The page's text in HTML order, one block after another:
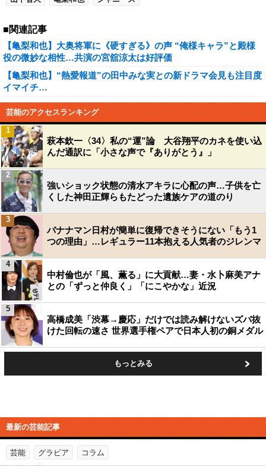
■関連記事
【亀梨和也】大奥将軍に《硬すぎる》の声 “俺様キャラ”と殿様
役の微妙な相性…共演の宮舘涼太は好評価
【亀梨和也】“熱愛報道”の田中みな実との新ドラマ会見も注目度
イマイチ…
芸能のアクセスランキング
萩本欽一〈34〉私の“運”論 大谷翔平のカネを使い込
んだ通訳に「小さな声で『ありがとう』」
1
強いショック状態の清水アキラに心配の声…子供を亡
くした神田正輝らもたどった遺族ケアの道のり
2
バナナマン日村が簡単に復帰できそうにない「もう1
つの理由」…レギュラー11本抱える人気者のジレンマ
3
中村倫也が「風、薫る」に大貢献…妻・水卜麻美アナ
との「ずっと仲良く」「にこやかな」近況
4
高橋成美「渋幕→慶応」だけでは読み解けないズバ抜
けた回転の速さ 世界選手権ペアで日本人初の銅メダル
5
もっとみる
最新の芸能記事
芸能 グラビア コラム